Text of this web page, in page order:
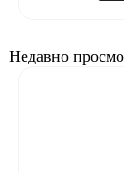
Недавно